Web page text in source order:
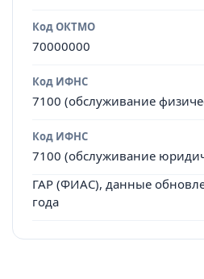
Код ОКТМО
70000000
Код ИФНС
7100 (обслуживание
Код ИФНС
7100 (обслуживание
ГАР (ФИАС), данные
года